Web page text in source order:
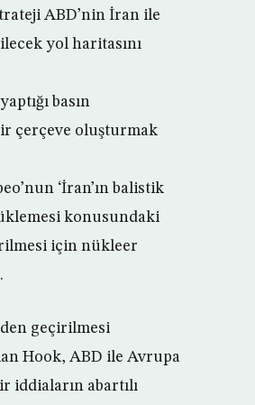
ABD’nin İran ile
yol haritasını
basın
çerçeve oluşturmak
‘İran’ın balistik
konusundaki
için nükleer
geçirilmesi
Hook, ABD ile Avrupa
iddiaların abartılı